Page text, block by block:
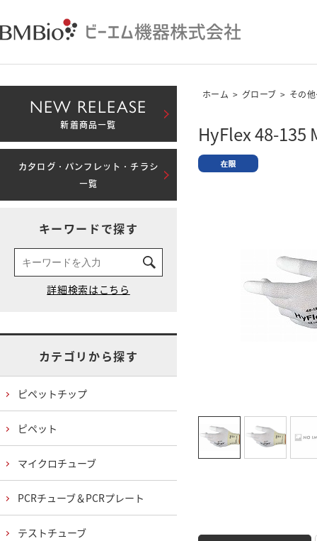
ホーム > グローブ > その
HyFlex 48-135
NEW RELEASE
新着商品一覧
カタログ・パンフレット・チラシ
一覧
キーワードで探す
カテゴリから探す
ピペットチップ
ピペット
マイクロチューブ
PCRチューブ＆PCRプレート
テストチューブ